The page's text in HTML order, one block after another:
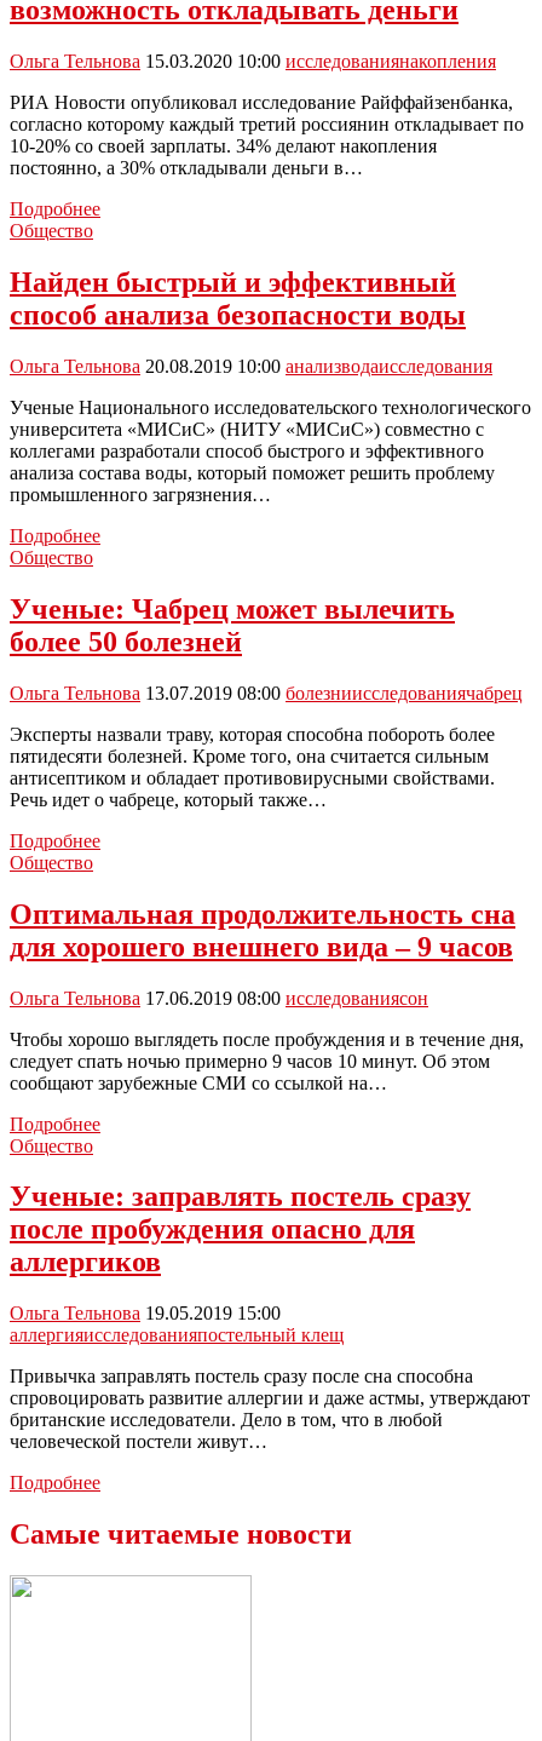
федеральную
возможность откладывать деньги
Ольга Тельнова 15.03.2020 10:00 исследованиянакопления
РИА Новости опубликовал исследование Райффайзенбанка,
согласно которому каждый третий россиянин откладывает по
10-20% со своей зарплаты. 34% делают накопления
постоянно, а 30% откладывали деньги в…
ПодробнееТолько
имеют
возможность
откладывать
Общество
Найден быстрый и эффективный
способ анализа безопасности воды
Ольга Тельнова 20.08.2019 10:00 анализводаисследования
Ученые Национального исследовательского технологического
университета «МИСиС» (НИТУ «МИСиС») совместно с
коллегами разработали способ быстрого и эффективного
анализа состава воды, который поможет решить проблему
промышленного загрязнения…
ПодробнееНайден
эффективный
способ
анализа
воды
Общество
Ученые: Чабрец может вылечить
более 50 болезней
Ольга Тельнова 13.07.2019 08:00 болезниисследованиячабрец
Эксперты назвали траву, которая способна побороть более
пятидесяти болезней. Кроме того, она считается сильным
антисептиком и обладает противовирусными свойствами.
Речь идет о чабреце, который также…
ПодробнееУченые:
более
50
Общество
Оптимальная продолжительность сна
для хорошего внешнего вида – 9 часов
Ольга Тельнова 17.06.2019 08:00 исследованиясон
Чтобы хорошо выглядеть после пробуждения и в течение дня,
следует спать ночью примерно 9 часов 10 минут. Об этом
сообщают зарубежные СМИ со ссылкой на…
ПодробнееОптимальная
для
хорошего
внешнего
вида
–
часов
Общество
Ученые: заправлять постель сразу
после пробуждения опасно для
аллергиков
Ольга Тельнова 19.05.2019 15:00
аллергияисследованияпостельный клещ
Привычка заправлять постель сразу после сна способна
спровоцировать развитие аллергии и даже астмы, утверждают
британские исследователи. Дело в том, что в любой
человеческой постели живут…
ПодробнееУченые:
сразу
Самые читаемые новости